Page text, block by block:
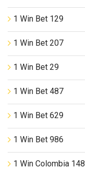
1 Win Bet 129
1 Win Bet 207
1 Win Bet 29
1 Win Bet 487
1 Win Bet 629
1 Win Bet 986
1 Win Colombia 148